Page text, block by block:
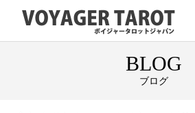
BLOG
ブログ